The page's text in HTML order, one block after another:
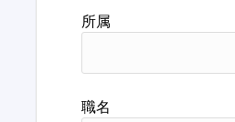
所属
職名